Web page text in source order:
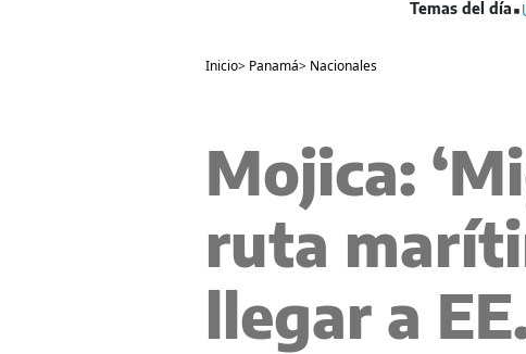
Inicio> Panamá> Nacionales
Mojica:
ruta
llegar a